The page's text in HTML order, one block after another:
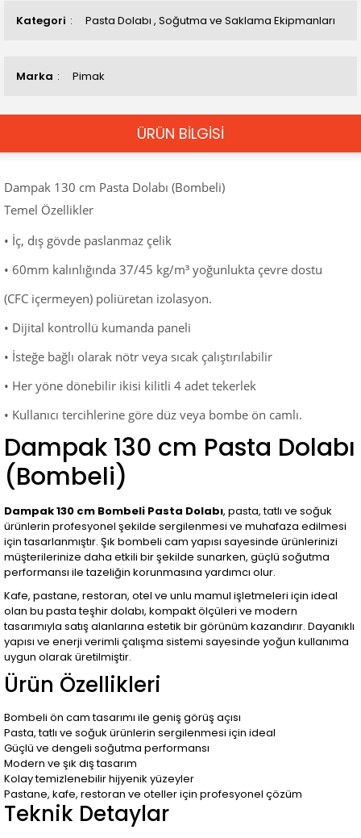
Kategori Pasta Dolabı , Soğutma ve Saklama Ekipmanları
Marka Pimak
ÜRÜN BİLGİSİ
Dampak 130 cm Pasta Dolabı (Bombeli)
Temel Özellikler
• İç, dış gövde paslanmaz çelik
• 60mm kalınlığında 37/45 kg/m³ yoğunlukta çevre dostu
(CFC içermeyen) poliüretan izolasyon.
• Dijital kontrollü kumanda paneli
• İsteğe bağlı olarak nötr veya sıcak çalıştırılabilir
• Her yöne dönebilir ikisi kilitli 4 adet tekerlek
• Kullanıcı tercihlerine göre düz veya bombe ön camlı.
Dampak 130 cm Pasta Dolabı
(Bombeli)
Dampak 130 cm Bombeli Pasta Dolabı, pasta, tatlı ve soğuk
ürünlerin profesyonel şekilde sergilenmesi ve muhafaza edilmesi
için tasarlanmıştır. Şık bombeli cam yapısı sayesinde ürünlerinizi
müşterilerinize daha etkili bir şekilde sunarken, güçlü soğutma
performansı ile tazeliğin korunmasına yardımcı olur.
Kafe, pastane, restoran, otel ve unlu mamul işletmeleri için ideal
olan bu pasta teşhir dolabı, kompakt ölçüleri ve modern
tasarımıyla satış alanlarına estetik bir görünüm kazandırır. Dayanıklı
yapısı ve enerji verimli çalışma sistemi sayesinde yoğun kullanıma
uygun olarak üretilmiştir.
Ürün Özellikleri
Bombeli ön cam tasarımı ile geniş görüş açısı
Pasta, tatlı ve soğuk ürünlerin sergilenmesi için ideal
Güçlü ve dengeli soğutma performansı
Modern ve şık dış tasarım
Kolay temizlenebilir hijyenik yüzeyler
Pastane, kafe, restoran ve oteller için profesyonel çözüm
Teknik Detaylar